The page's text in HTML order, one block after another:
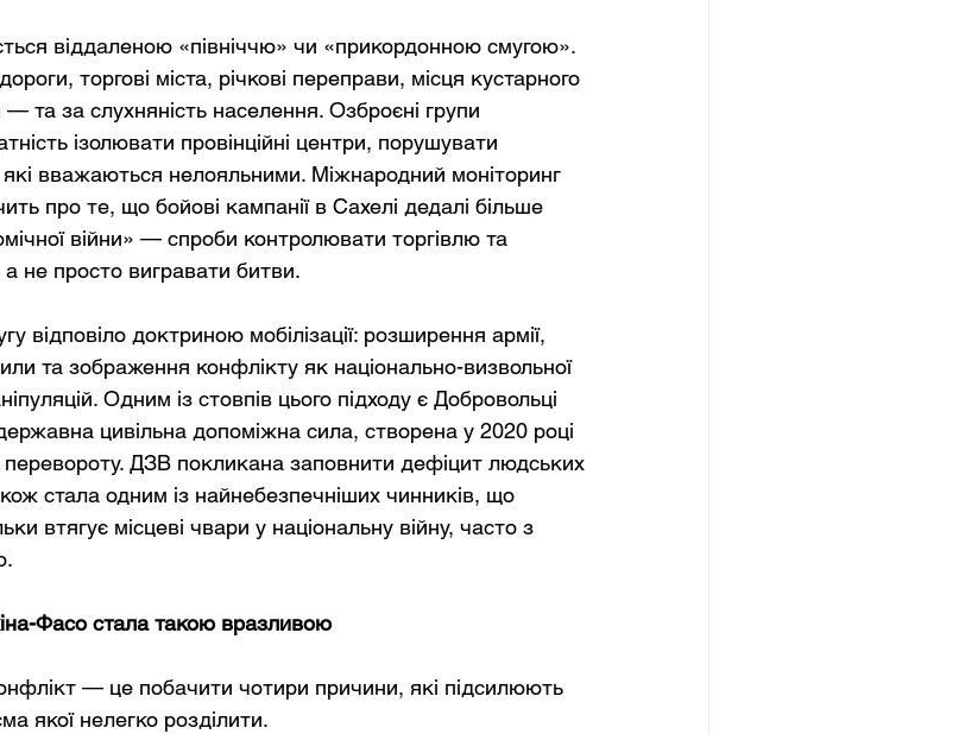
віддаленою «північчю» чи «прикордонною смугою».
торгові міста, річкові переправи, місця кустарного
та за слухняність населення. Озброєні групи
ізолювати провінційні центри, порушувати
вважаються нелояльними. Міжнародний моніторинг
про те, що бойові кампанії в Сахелі дедалі більше
війни» — спроби контролювати торгівлю та
не просто вигравати битви.
відповіло доктриною мобілізації: розширення армії,
та зображення конфлікту як національно-визвольної
Одним із стовпів цього підходу є Добровольці
цивільна допоміжна сила, створена у 2020 році
ДЗВ покликана заповнити дефіцит людських
стала одним із найнебезпечніших чинників, що
втягує місцеві чвари у національну війну, часто з
Фасо стала такою вразливою
— це побачити чотири причини, які підсилюють
якої нелегко розділити.